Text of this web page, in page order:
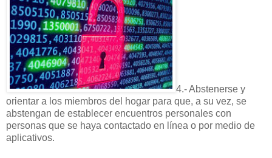
4.- Abstenerse y
orientar a los miembros del hogar para que, a su vez, se
abstengan de establecer encuentros personales con
personas que se haya contactado en línea o por medio de
aplicativos.